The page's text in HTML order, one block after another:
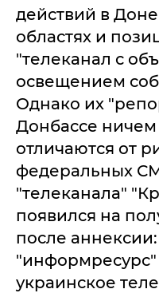
действий в
областях и
"телеканал с
освещением
Однако их
Донбассе ничем
отличаются от
федеральных
"телеканала"
появился на
после
украинское